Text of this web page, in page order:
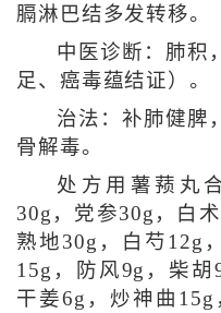
膈淋巴结多发转移。
中医诊断：肺积
足、癌毒蕴结证）。
治法：补肺健脾
骨解毒。
处方用薯蓣丸
30g，党参30g，白
熟地30g，白芍12g
15g，防风9g，柴胡
干姜6g，炒神曲